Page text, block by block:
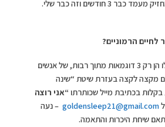
עכשיו אני יודע שזה מחזיק מעמד כבר 3 חודשים וזה כבר שלי.
לחיים הרמוניים?
פונים לבקש עזרה. אלו הן רק 3 דוגמאות מתוך רבות, של אנשים
מקצה לקצה בעזרת שיטת “שינה
בקלות בכתיבת מייל שכותרתו“אני רוצה
goldensleep21@gmail.com – נעה
שיחת היכרות והתאמה.